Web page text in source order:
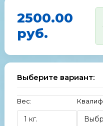
2500.00
руб.
Выберите вариант:
Вес: